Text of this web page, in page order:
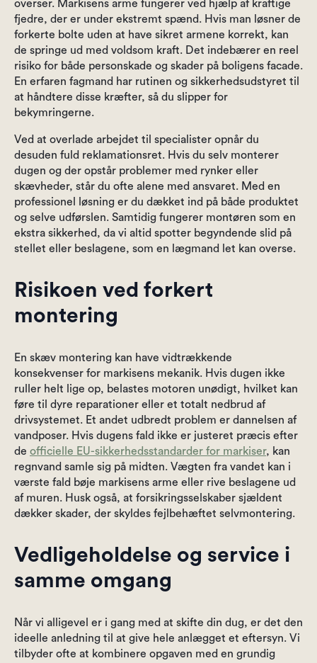
overser. Markisens arme fungerer ved hjælp af kraftige
fjedre, der er under ekstremt spænd. Hvis man løsner de
forkerte bolte uden at have sikret armene korrekt, kan
de springe ud med voldsom kraft. Det indebærer en reel
risiko for både personskade og skader på boligens facade.
En erfaren fagmand har rutinen og sikkerhedsudstyret til
at håndtere disse kræfter, så du slipper for
bekymringerne.
Ved at overlade arbejdet til specialister opnår du
desuden fuld reklamationsret. Hvis du selv monterer
dugen og der opstår problemer med rynker eller
skævheder, står du ofte alene med ansvaret. Med en
professionel løsning er du dækket ind på både produktet
og selve udførslen. Samtidig fungerer montøren som en
ekstra sikkerhed, da vi altid spotter begyndende slid på
stellet eller beslagene, som en lægmand let kan overse.
Risikoen ved forkert
montering
En skæv montering kan have vidtrækkende
konsekvenser for markisens mekanik. Hvis dugen ikke
ruller helt lige op, belastes motoren unødigt, hvilket kan
føre til dyre reparationer eller et totalt nedbrud af
drivsystemet. Et andet udbredt problem er dannelsen af
vandposer. Hvis dugens fald ikke er justeret præcis efter
de officielle EU-sikkerhedsstandarder for markiser, kan
regnvand samle sig på midten. Vægten fra vandet kan i
værste fald bøje markisens arme eller rive beslagene ud
af muren. Husk også, at forsikringsselskaber sjældent
dækker skader, der skyldes fejlbehæftet selvmontering.
Vedligeholdelse og service i
samme omgang
Når vi alligevel er i gang med at skifte din dug, er det den
ideelle anledning til at give hele anlægget et eftersyn. Vi
tilbyder ofte at kombinere opgaven med en grundig